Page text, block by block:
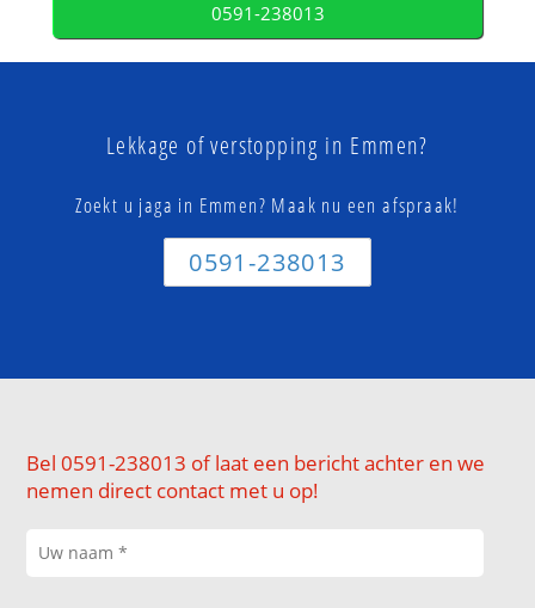
0591-238013
Lekkage of verstopping in Emmen?
Zoekt u jaga in Emmen? Maak nu een afspraak!
0591-238013
Bel 0591-238013 of laat een bericht achter en we
nemen direct contact met u op!